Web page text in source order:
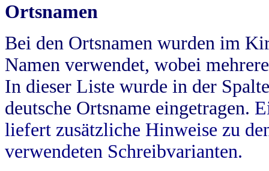
Ortsnamen
Bei den Ortsnamen wurden im
Namen verwendet, wobei
In dieser Liste wurde in der
deutsche Ortsname eingetragen.
liefert zusätzliche Hinweise zu
verwendeten Schreibvarianten.